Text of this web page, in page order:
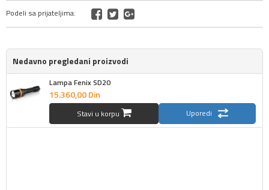
Podeli sa prijateljima:
Nedavno pregledani proizvodi
Lampa Fenix SD20
15.360,00Din
Stavi u korpu Uporedi